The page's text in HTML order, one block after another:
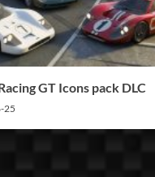
GT Icons pack DLC
25